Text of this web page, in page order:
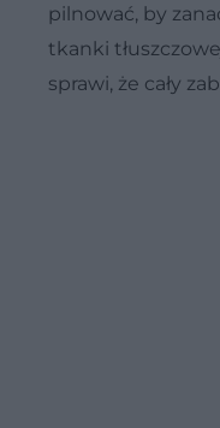
pilnować, by
tkanki
sprawi, że cały